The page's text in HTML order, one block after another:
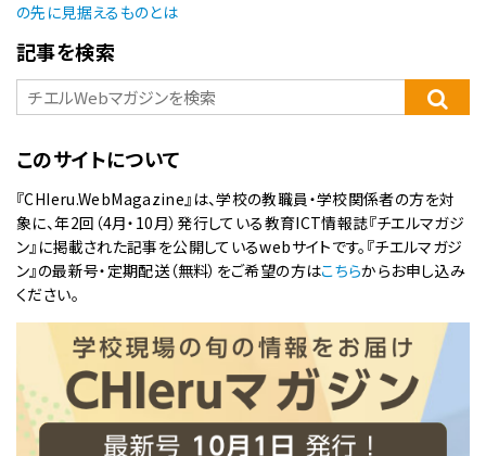
の先に見据えるものとは
記事を検索
このサイトについて
『CHIeru.WebMagazine』は、学校の教職員・学校関係者の方を対
象に、年2回（4月・10月）発行している教育ICT情報誌『チエルマガジ
ン』に掲載された記事を公開しているwebサイトです。『チエルマガジ
ン』の最新号・定期配送（無料）をご希望の方はこちらからお申し込み
ください。